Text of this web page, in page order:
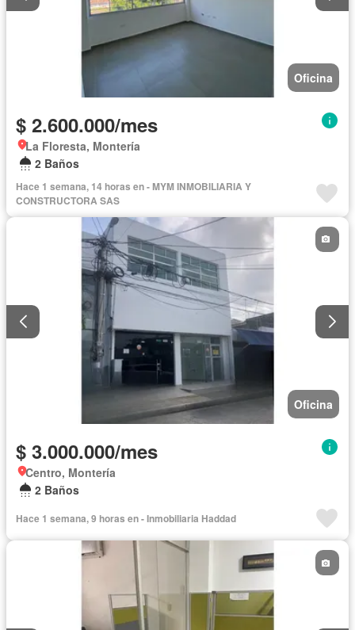
Oficina
$ 2.600.000/mes
La Floresta, Montería
2 Baños
Hace 1 semana, 14 horas en - MYM INMOBILIARIA Y
CONSTRUCTORA SAS
Oficina
$ 3.000.000/mes
Centro, Montería
2 Baños
Hace 1 semana, 9 horas en - Inmobiliaria Haddad